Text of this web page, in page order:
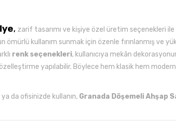
, zarif tasarımı ve kişiye özel üretim seçenekleri
ömürlü kullanım sunmak için özenle fırınlanmış ve
renk seçenekleri, kullanıcıya mekân
yapılabilir. Böylece hem klasik hem
da ofisinizde kullanın, Granada Döşemeli Ahşap